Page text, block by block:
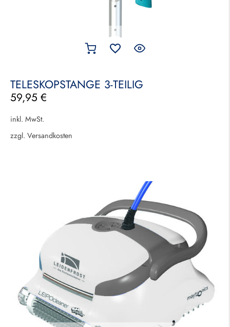
TELESKOPSTANGE 3-TEILIG
59,95 €
inkl. MwSt.
zzgl. Versandkosten